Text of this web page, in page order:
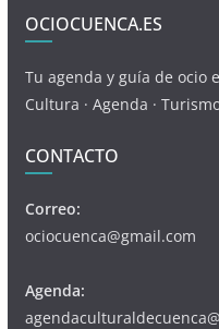
OCIOCUENCA.ES
Tu agenda y guía de ocio
Cultura · Agenda ·
CONTACTO
Correo:
ociocuenca@gmail.com
Agenda: